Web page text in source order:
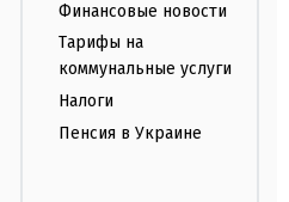
Финансовые новости
Тарифы на
коммунальные услуги
Налоги
Пенсия в Украине